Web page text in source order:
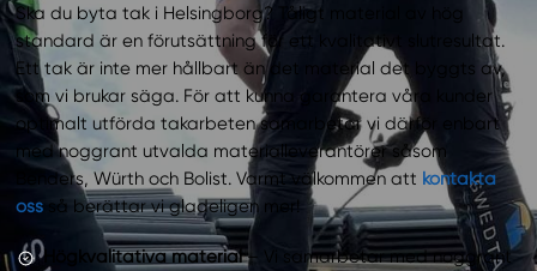
Ska du byta tak i Helsingborg? Tåligt material av hög
standard är en förutsättning för ett kvalitativt slutresultat.
Ett tak är inte mer hållbart än det material det byggts av,
som vi brukar säga. För att kunna garantera våra kunder
optimalt utförda takarbeten samarbetar vi därför enbart
med noggrant utvalda materialleverantörer såsom
Benders, Würth och Bolist. Varmt välkommen att kontakta
oss så berättar vi gladeligen mer!
Högkvalitativa material– Vi samarbetar med noggrant